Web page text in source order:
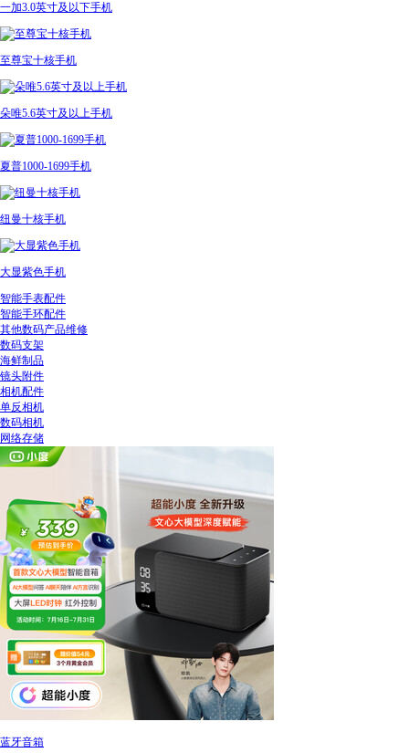
一加3.0英寸及以下手机
至尊宝十核手机
朵唯5.6英寸及以上手机
夏普1000-1699手机
纽曼十核手机
大显紫色手机
智能手表配件
智能手环配件
其他数码产品维修
数码支架
海鲜制品
镜头附件
相机配件
单反相机
数码相机
网络存储
蓝牙音箱